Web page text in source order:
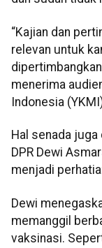
“Kajian dan
relevan untuk
menerima
Indonesia
Hal senada
DPR Dewi
menjadi
Dewi
memanggil
vaksinasi.